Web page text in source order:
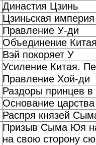
Династия Цзинь
Цзиньская империя
Правление У-ди
Объединение
Вэй покоряет У
Усиление Китая.
Правление Хой-ди
Раздоры принцев
Основание
Распря князей
Призыв Сыма Юя
на свою сторону